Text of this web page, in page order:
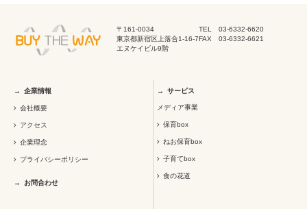
〒161-0034
東京都新宿区上落合1-16-7
エヌケイビル9階
TEL 03-6332-6620
FAX 03-6332-6621
企業情報
会社概要
アクセス
企業理念
プライバシーポリシー
お問合わせ
サービス
メディア事業
保育box
ねお保育box
子育てbox
食の花道